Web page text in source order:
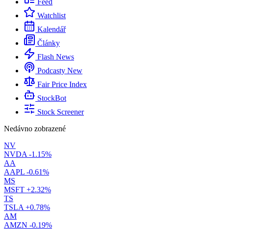
Feed
Watchlist
Kalendář
Články
Flash News
Podcasty New
Fair Price Index
StockBot
Stock Screener
Nedávno zobrazené
NV
NVDA -1.15%
AA
AAPL -0.61%
MS
MSFT +2.32%
TS
TSLA +0.78%
AM
AMZN -0.19%